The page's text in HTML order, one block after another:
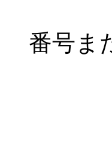
番号ま